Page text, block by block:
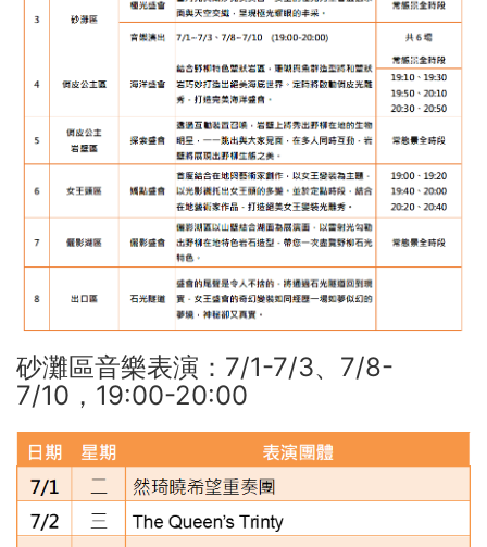
砂灘區音樂表演：7/1-7/3、7/8-
7/10，19:00-20:00